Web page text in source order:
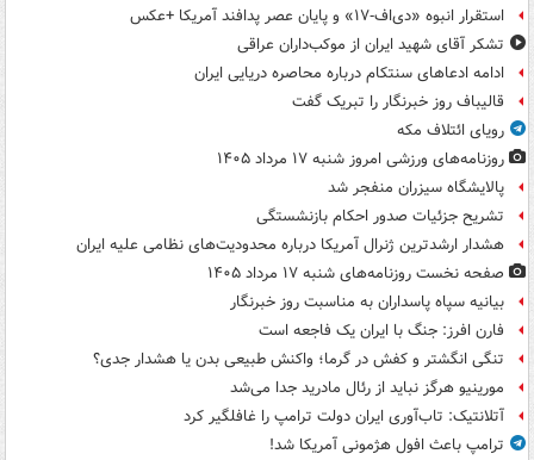
استقرار انبوه «دی‌اف‑۱۷» و پایان عصر پدافند آمریکا +عکس
تشکر آقای شهید ایران از موکب‌داران عراقی
ادامه ادعاهای سنتکام درباره محاصره دریایی ایران
قالیباف روز خبرنگار را تبریک گفت
رویای ائتلاف مکه
روزنامه‌های ورزشی امروز ‌شنبه ۱۷ مرداد ۱۴۰۵
پالایشگاه سیزران منفجر شد
تشریح جزئیات صدور احکام بازنشستگی
هشدار ارشدترین ژنرال آمریکا درباره محدودیت‌های نظامی علیه ایران
صفحه نخست روزنامه‌های شنبه ۱۷ مرداد ۱۴۰۵
بیانیه سپاه پاسداران به مناسبت روز خبرنگار
فارن افرز: جنگ با ایران یک فاجعه است
تنگی انگشتر و کفش در گرما؛ واکنش طبیعی بدن یا هشدار جدی؟
مورینیو هرگز نباید از رئال مادرید جدا می‌شد
آتلانتیک: تاب‌آوری ایران دولت ترامپ را غافلگیر کرد
ترامپ باعث افول هژمونی آمریکا شد!